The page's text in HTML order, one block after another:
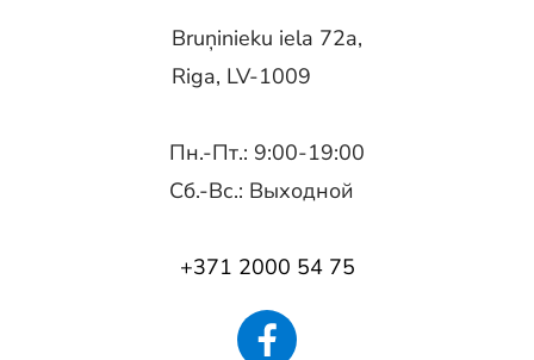
Bruņinieku iela 72a,
Riga, LV-1009
Пн.-Пт.: 9:00-19:00
Сб.-Вс.: Выходной
+371 2000 54 75